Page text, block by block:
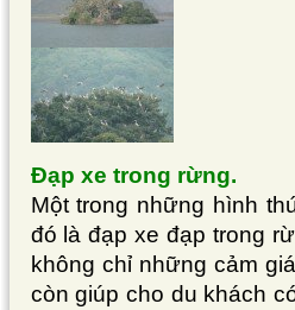
Đạp xe trong rừng.
Một trong những hình
đó là đạp xe đạp trong
không chỉ những cảm
còn giúp cho du khách